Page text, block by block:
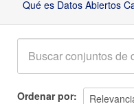
Qué es Datos Abiertos
Ordenar por